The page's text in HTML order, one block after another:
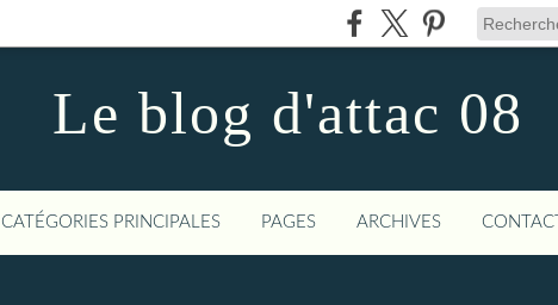
Le blog d'attac 08
CATÉGORIES PRINCIPALES PAGES ARCHIVES CONTACT